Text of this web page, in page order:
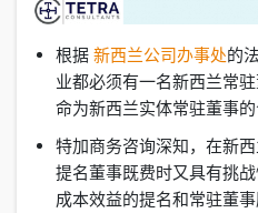
根据 新西兰公司办事处的
业都必须有一名新西兰常
命为新西兰实体常驻董事的
特加商务咨询深知，在新
提名董事既费时又具有挑
成本效益的提名和常驻董